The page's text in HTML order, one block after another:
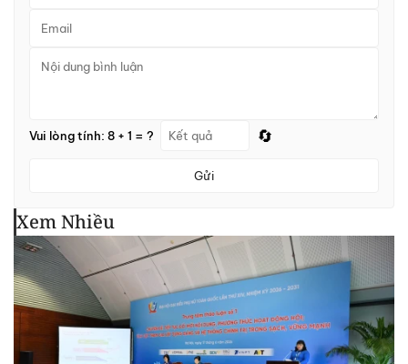
Vui lòng tính: 8 + 1 = ? 🔄
Gửi
Xem Nhiều